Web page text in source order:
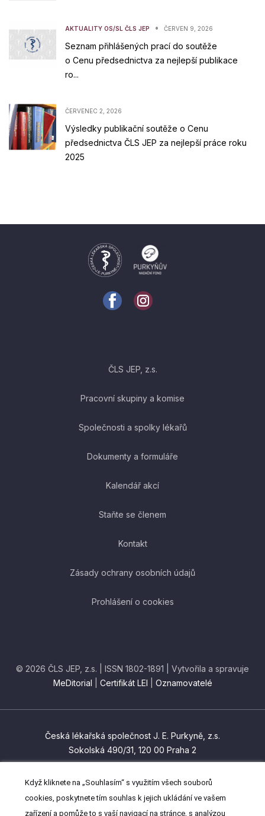
AKTUALITY OS/SL ČLS JEP • ČERVEN 9, 2026
Seznam přihlášených prací do soutěže
o Cenu předsednictva za nejlepší publikace
ro...
ČERVENEC 2, 2026
Výsledky publikační soutěže o Cenu
předsednictva ČLS JEP za nejlepší práce roku
2025
ČLS JEP, z.s.
Pracovní skupiny a komise
Společnosti a spolky lékařů
Dokumenty a formuláře
Kalendář akcí
Staňte se členem
Kontakt
Zásady ochrany osobních údajů
Prohlášení o cookies
© 2026 ČLS JEP, z.s. | ISSN 1802-1891 | Vytvořila a spravuje
MeDitorial
Certifikát LEI Oznamovatelé
Česká lékařská společnost J. E. Purkyně, z.s.
Sokolská 490/31, 120 00 Praha 2
(+420) 224 266 201
Když kliknete na „Souhlasím“ s využitím všech souborů
cookies, poskytnete tím souhlas k jejich ukládání ve vašem
zařízení a pomůže to s vaší navigací na stránce, s analýzou